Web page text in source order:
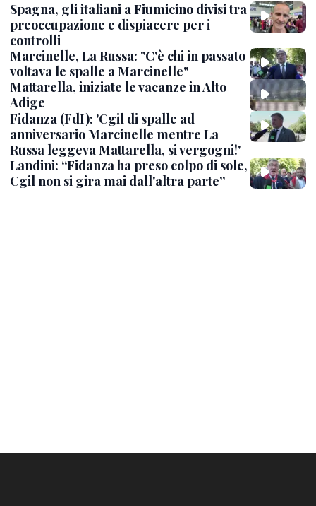
Spagna, gli italiani a Fiumicino divisi tra
preoccupazione e dispiacere per i
controlli
Marcinelle, La Russa: "C'è chi in passato
voltava le spalle a Marcinelle"
Mattarella, iniziate le vacanze in Alto
Adige
Fidanza (FdI): 'Cgil di spalle ad
anniversario Marcinelle mentre La
Russa leggeva Mattarella, si vergogni!'
Landini: “Fidanza ha preso colpo di sole,
Cgil non si gira mai dall'altra parte”